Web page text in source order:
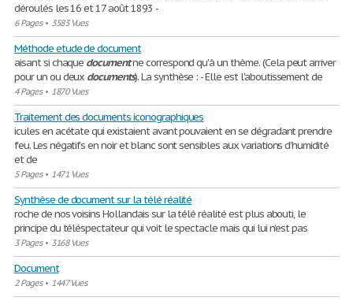
déroulés les 16 et 17 août 1893 -
6 Pages• 3583 Vues
Méthode etude de document
aisant si chaque documentne correspond qu'à un thème. (Cela peut arriver
pour un ou deux documents). La synthèse : - Elle est l'aboutissement de
4 Pages• 1870 Vues
Traitement des documents iconographiques
icules en acétate qui existaient avant pouvaient en se dégradant prendre
feu. Les négatifs en noir et blanc sont sensibles aux variations d’humidité
et de
5 Pages• 1471 Vues
Synthèse de document sur la télé réalité
roche de nos voisins Hollandais sur la télé réalité est plus abouti, le
principe du téléspectateur qui voit le spectacle mais qui lui n’est pas
3 Pages• 3168 Vues
Document
2 Pages• 1447 Vues